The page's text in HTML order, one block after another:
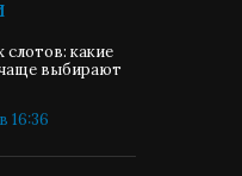
слотов: какие
выбирают
16:36